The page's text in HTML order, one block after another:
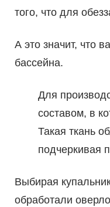
того, что для
А это значит, что
бассейна.
Для
составом, в
Такая ткань
подчеркивая
Выбирая
обработали